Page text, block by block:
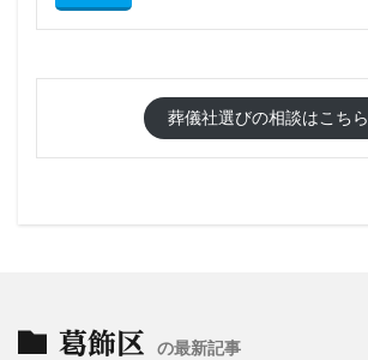
葬儀社選びの相談はこちら
葛飾区 の最新記事